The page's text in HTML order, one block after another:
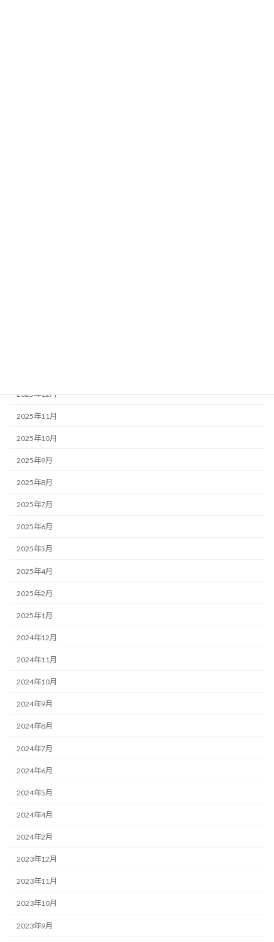
2025年12月
2025年11月
2025年10月
2025年9月
2025年8月
2025年7月
2025年6月
2025年5月
2025年4月
2025年2月
2025年1月
2024年12月
2024年11月
2024年10月
2024年9月
2024年8月
2024年7月
2024年6月
2024年5月
2024年4月
2024年2月
2023年12月
2023年11月
2023年10月
2023年9月